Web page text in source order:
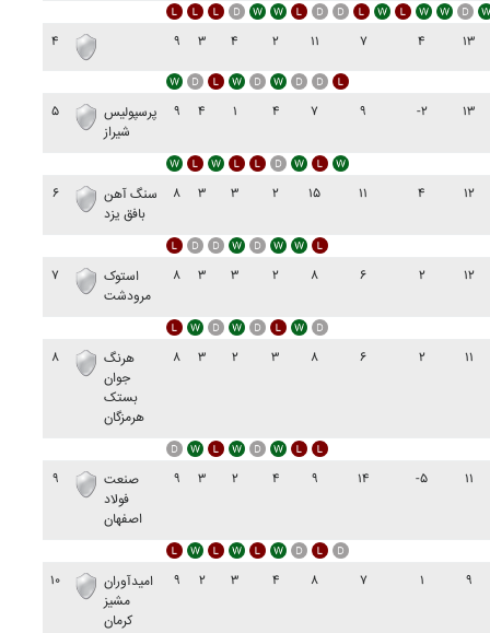
۴ ۹ ۳ ۴ ۲ ۱۱ ۷ ۴ ۱۳
۵
پرسپوليس
شيراز
۹ ۴ ۱ ۴ ۷ ۹ -۲ ۱۳
۶
سنگ آهن
بافق يزد
۸ ۳ ۳ ۲ ۱۵ ۱۱ ۴ ۱۲
۷
استوک
مرودشت
۸ ۳ ۳ ۲ ۸ ۶ ۲ ۱۲
۸
هرنگ
جوان
بستک
هرمزگان
۸ ۳ ۲ ۳ ۸ ۶ ۲ ۱۱
۹
صنعت
فولاد
اصفهان
۹ ۳ ۲ ۴ ۹ ۱۴ -۵ ۱۱
۱۰
اميدآوران
مشيز
کرمان
۹ ۲ ۳ ۴ ۸ ۷ ۱ ۹